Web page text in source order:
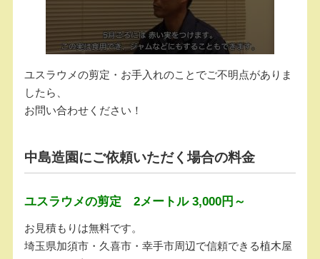
ユスラウメの剪定・お手入れのことでご不明点がありま
したら、
お問い合わせください！
中島造園にご依頼いただく場合の料金
ユスラウメの剪定 2メートル 3,000円～
お見積もりは無料です。
埼玉県加須市・久喜市・幸手市周辺で信頼できる植木屋